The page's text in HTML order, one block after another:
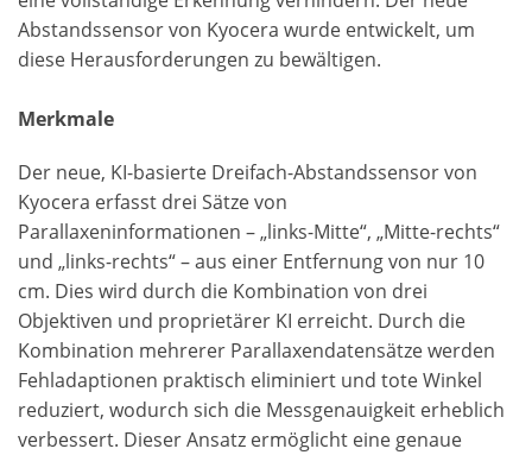
Abstandssensor von Kyocera wurde entwickelt, um
diese Herausforderungen zu bewältigen.
Merkmale
Der neue, KI-basierte Dreifach-Abstandssensor von
Kyocera erfasst drei Sätze von
Parallaxeninformationen – „links-Mitte“, „Mitte-rechts“
und „links-rechts“ – aus einer Entfernung von nur 10
cm. Dies wird durch die Kombination von drei
Objektiven und proprietärer KI erreicht. Durch die
Kombination mehrerer Parallaxendatensätze werden
Fehladaptionen praktisch eliminiert und tote Winkel
reduziert, wodurch sich die Messgenauigkeit erheblich
verbessert. Dieser Ansatz ermöglicht eine genaue